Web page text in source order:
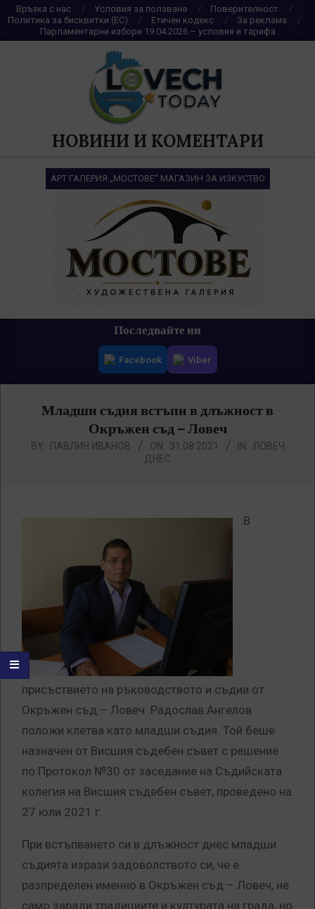
Skip
to
content
Връзка с нас Условия за ползване
Поверителност
Политика за бисквитки (ЕС)
Етичен кодекс
За реклама
Парламентарни избори 19.04.2026 – условия и тарифа
НОВИНИ И КОМЕНТАРИ
АРТ ГАЛЕРИЯ „МОСТОВЕ“ МАГАЗИН ЗА ИЗКУСТВО
Последвайте ни
Facebook Viber
Младши съдия встъпи в длъжност в
Окръжен съд – Ловеч
BY: ПАВЛИН ИВАНОВ ON: 31.08.2021 IN: ЛОВЕЧ
ДНЕС
В
присъствието на ръководството и съдии от
Окръжен съд – Ловеч Радослав Ангелов
положи клетва като младши съдия. Той беше
назначен от Висшия съдебен съвет с решение
по Протокол №30 от заседание на Съдийската
колегия на Висшия съдебен съвет, проведено на
27 юли 2021 г.
При встъпването си в длъжност днес младши
съдията изрази задоволството си, че е
разпределен именно в Окръжен съд – Ловеч, не
само заради традициите и културата на града, но